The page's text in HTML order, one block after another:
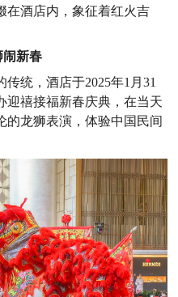
在酒店内，象征着红火吉
闹新春
统，酒店于2025年1月31
迎禧接福新春庆典，在当天
的龙狮表演，体验中国民间